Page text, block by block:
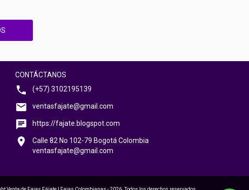
CONTÁCTANOS
(+57) 3102195139
ventasfajate@gmail.com
https://fajate.blogspot.com
Calle 82 No 102-79 Bogotá Colombia
ventasfajate@gmail.com